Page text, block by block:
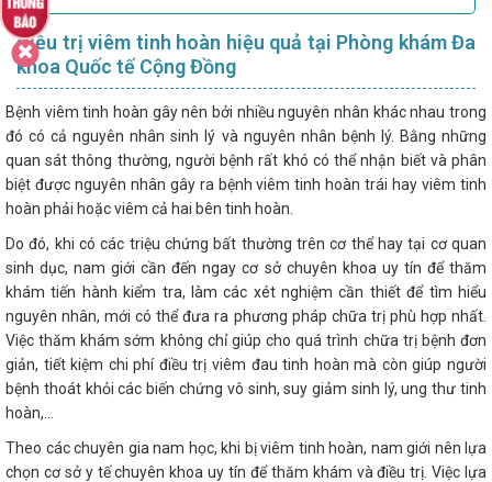
Điều trị viêm tinh hoàn hiệu quả tại Phòng khám Đa
khoa Quốc tế Cộng Đồng
Bệnh viêm tinh hoàn gây nên bởi nhiều nguyên nhân khác nhau trong
đó có cả nguyên nhân sinh lý và nguyên nhân bệnh lý. Bằng những
quan sát thông thường, người bệnh rất khó có thể nhận biết và phân
biệt được nguyên nhân gây ra bệnh viêm tinh hoàn trái hay viêm tinh
hoàn phải hoặc viêm cả hai bên tinh hoàn.
Do đó, khi có các triệu chứng bất thường trên cơ thể hay tại cơ quan
sinh dục, nam giới cần đến ngay cơ sở chuyên khoa uy tín để thăm
khám tiến hành kiểm tra, làm các xét nghiệm cần thiết để tìm hiểu
nguyên nhân, mới có thể đưa ra phương pháp chữa trị phù hợp nhất.
Việc thăm khám sớm không chỉ giúp cho quá trình chữa trị bệnh đơn
giản, tiết kiệm chi phí điều trị viêm đau tinh hoàn mà còn giúp người
bệnh thoát khỏi các biến chứng vô sinh, suy giảm sinh lý, ung thư tinh
hoàn,…
Theo các chuyên gia nam học, khi bị viêm tinh hoàn, nam giới nên lựa
chọn cơ sở y tế chuyên khoa uy tín để thăm khám và điều trị. Việc lựa